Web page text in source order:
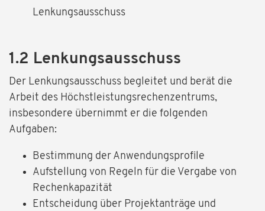
Lenkungsausschuss
1.2 Lenkungsausschuss
Der Lenkungsausschuss begleitet und berät die
Arbeit des Höchstleistungsrechenzentrums,
insbesondere übernimmt er die folgenden
Aufgaben:
Bestimmung der Anwendungsprofile
Aufstellung von Regeln für die Vergabe von
Rechenkapazität
Entscheidung über Projektanträge und